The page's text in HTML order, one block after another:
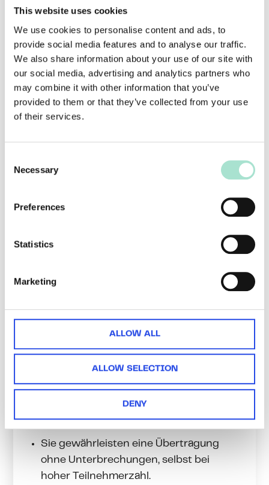
This website uses cookies
We use cookies to personalise content and ads, to
provide social media features and to analyse our traffic.
We also share information about your use of our site with
our social media, advertising and analytics partners who
may combine it with other information that you’ve
provided to them or that they’ve collected from your use
of their services.
Necessary
Preferences
Statistics
Marketing
ALLOW ALL
ALLOW SELECTION
DENY
oder Diskussionen.
Klare Bilder schaffen Nähe und
Vertrauen, was besonders bei
Präsentationen oder emotionalen
Themen wichtig ist.
Dynamische Sprecherverfolgung (z. B.
und vermeidet ständiges Umstellen
Große, gut sichtbare
sind
Präsenzteilnehmer:innen die digitalen
verfolgen können. Sie stellen sicher, dass
wahrgenommen werden. Auch geteilte
gleichermaßen einzubinden.
Professionelle, stabileStreaming-
sind das Rückgrat jeder
hybriden Veranstaltung.
Sie gewährleisten eine Übertragung
ohne Unterbrechungen, selbst bei
hoher Teilnehmerzahl.